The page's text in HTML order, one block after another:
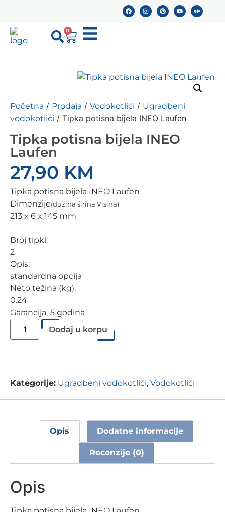
0
Početna / Prodaja / Vodokotlići / Ugradbeni
vodokotlići / Tipka potisna bijela INEO Laufen
Tipka potisna bijela INEO
Laufen
27,90 KM
Tipka potisna bijela INEO Laufen
Dimenzije(dužina širina Visina)
213 x 6 x 145 mm
Broj tipki:
2
Opis:
standardna opcija
Neto težina (kg):
0.24
Garancija 5 godina
Dodaj u korpu
Kategorije: Ugradbeni vodokotlići, Vodokotlići
Opis Dodatne informacije
Recenzije (0)
Opis